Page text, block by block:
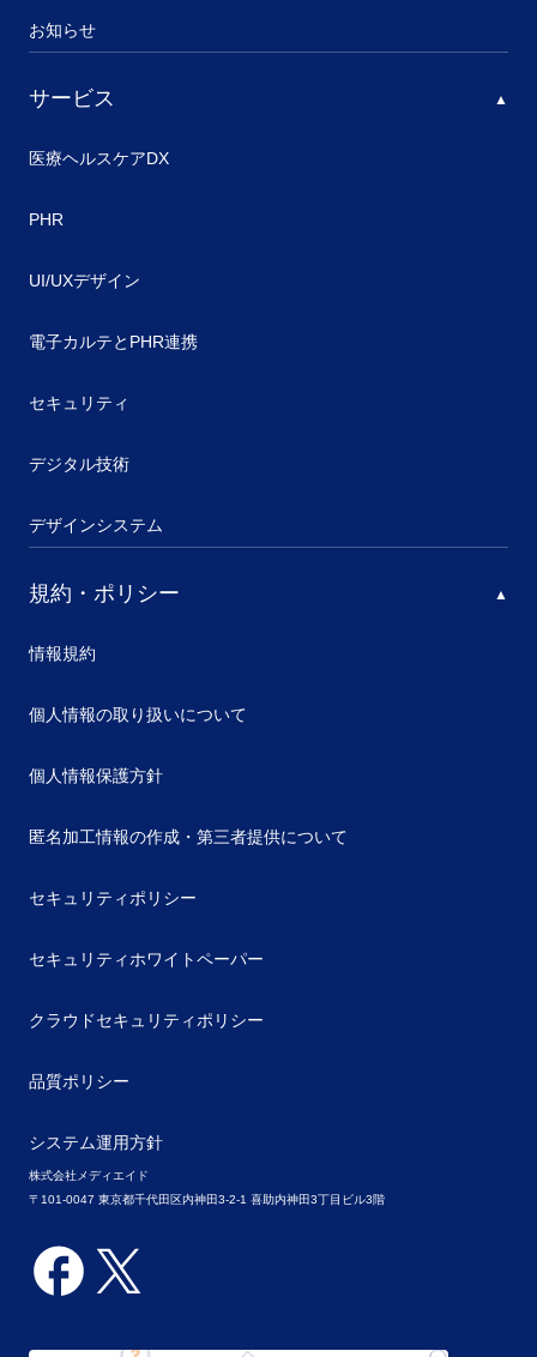
株式会社メディエイド
〒101-0047 東京都千代田区内神田3-2-1 喜助内神田3丁目ビル3階
お知らせ
サービス
医療ヘルスケアDX
PHR
UI/UXデザイン
電子カルテとPHR連携
セキュリティ
デジタル技術
デザインシステム
規約・ポリシー
情報規約
個人情報の取り扱いについて
個人情報保護方針
匿名加工情報の作成・第三者提供について
セキュリティポリシー
セキュリティホワイトペーパー
クラウドセキュリティポリシー
品質ポリシー
システム運用方針